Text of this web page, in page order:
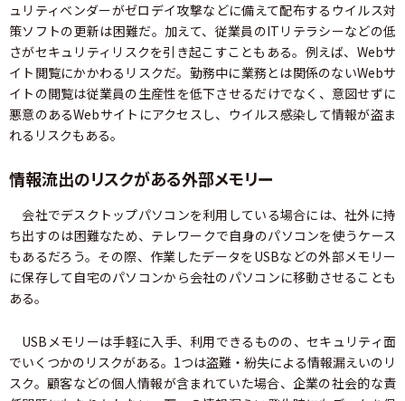
ュリティベンダーがゼロデイ攻撃などに備えて配布するウイルス対
策ソフトの更新は困難だ。加えて、従業員のITリテラシーなどの低
さがセキュリティリスクを引き起こすこともある。例えば、Webサ
イト閲覧にかかわるリスクだ。勤務中に業務とは関係のないWebサ
イトの閲覧は従業員の生産性を低下させるだけでなく、意図せずに
悪意のあるWebサイトにアクセスし、ウイルス感染して情報が盗ま
れるリスクもある。
情報流出のリスクがある外部メモリー
会社でデスクトップパソコンを利用している場合には、社外に持
ち出すのは困難なため、テレワークで自身のパソコンを使うケース
もあるだろう。その際、作業したデータをUSBなどの外部メモリー
に保存して自宅のパソコンから会社のパソコンに移動させることも
ある。
USBメモリーは手軽に入手、利用できるものの、セキュリティ面
でいくつかのリスクがある。1つは盗難・紛失による情報漏えいのリ
スク。顧客などの個人情報が含まれていた場合、企業の社会的な責